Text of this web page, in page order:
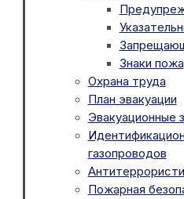
Знаки
Охрана труда
План эвакуации
Эвакуационные
газопроводов
Пожарная